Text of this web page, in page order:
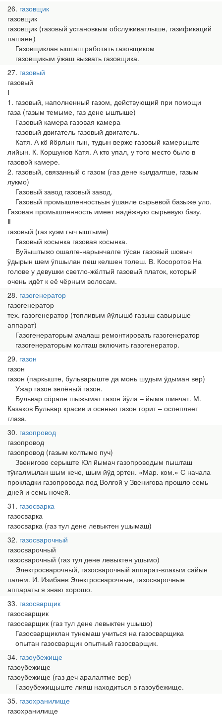
26 газовщик
газовщик
газовщик (газовый установкым обслуживатлыше, газификаций
пашаеҥ)
Газовщиклан ышташ работать газовщиком
газовщикым ӱжаш вызвать газовщика.
27 газовый
газовый
Ⅰ
1. газовый, наполненный газом, действующий при помощи
газа (газым темыме, газ дене ыштыше)
Газовый камера газовая камера
газовый двигатель газовый двигатель.
Катя. А кӧ йӧрлын гын, тудын верже газовый камерыште
лийын. К. Коршунов Катя. А кто упал, у того место было в
газовой камере.
2. газовый, связанный с газом (газ дене кылдалтше, газым
лукмо)
Газовый завод газовый завод.
Газовый промышленностьын ӱшанле сырьевой базыже уло.
Газовая промышленность имеет надёжную сырьевую базу.
Ⅱ
газовый (газ куэм гыч ыштыме)
Газовый косынка газовая косынка.
Вуйыштыжо ошалге-нарынчалге тӱсан газовый шовыч
ӱдырын шем ӱпшылан пеш келшен толеш. В. Косоротов На
голове у девушки светло-жёлтый газовый платок, который
очень идёт к её чёрным волосам.
28 газогенератор
газогенератор
тех. газогенератор (топливым йӱлышӧ газыш савырыше
аппарат)
Газогенераторым ачалаш ремонтировать газогенератор
газогенераторым колташ включить газогенератор.
29 газон
газон
газон (паркыште, бульварыште да монь шудым ӱдыман вер)
Ужар газон зелёный газон.
Бульвар сӧрале шыжымат газон йӱла – йыма шинчат. М.
Казаков Бульвар красив и осенью газон горит – ослепляет
глаза.
30 газопровод
газопровод
газопровод (газым колтымо пуч)
Звенигово серыште Юл йымач газопроводым пышташ
тӱҥалмылан шым кече, шым йӱд эртен. «Мар. ком.» С начала
прокладки газопровода под Волгой у Звенигова прошло семь
дней и семь ночей.
31 газосварка
газосварка
газосварка (газ тул дене левыктен ушымаш)
32 газосварочный
газосварочный
газосварочный (газ тул дене левыктен ушымо)
Электросварочный, газосварочный аппарат-влакым сайын
палем. И. Изибаев Электросварочные, газосварочные
аппараты я знаю хорошо.
33 газосварщик
газосварщик
газосварщик (газ тул дене левыктен ушышо)
Газосварщиклан тунемаш учиться на газосварщика
опытан газосварщик опытный газосварщик.
34 газоубежище
газоубежище
газоубежище (газ деч аралалтме вер)
Газоубежищыште лияш находиться в газоубежище.
35 газохранилище
газохранилище